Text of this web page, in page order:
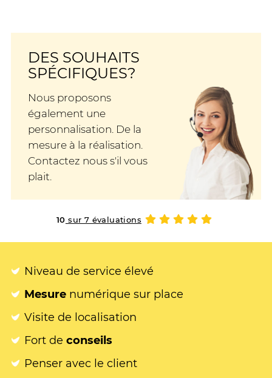
DES SOUHAITS
SPÉCIFIQUES?
Nous proposons
également une
personnalisation. De la
mesure à la réalisation.
Contactez nous s'il vous
plait.
10 sur 7 évaluations
Niveau de service élevé
Mesure numérique sur place
Visite de localisation
Fort de conseils
Penser avec le client